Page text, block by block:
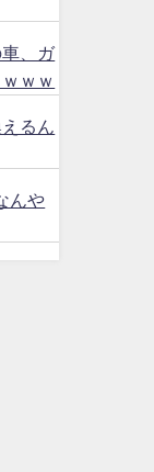
車、ガ
ｗｗ
るん
んや